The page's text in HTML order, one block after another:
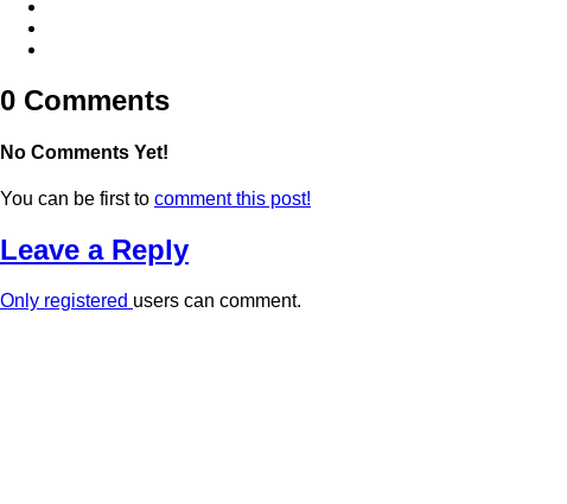
0 Comments
No Comments Yet!
You can be first to comment this post!
Leave a Reply
Only registered users can comment.